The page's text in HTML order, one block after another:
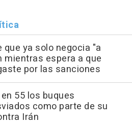
que ya solo negocia "a
mientras espera a que
por las sanciones
55 los buques
como parte de su
Irán